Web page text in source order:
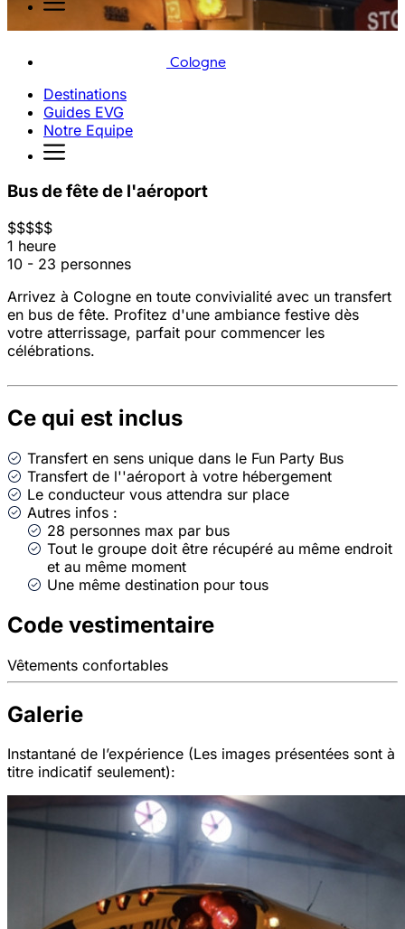
Cologne
Destinations
Guides EVG
Notre Equipe
Bus de fête de l'aéroport
$$$$$
1 heure
10 - 23 personnes
Arrivez à Cologne en toute convivialité avec un transfert
en bus de fête. Profitez d'une ambiance festive dès
votre atterrissage, parfait pour commencer les
célébrations.
Ce qui est inclus
Transfert en sens unique dans le Fun Party Bus
Transfert de l''aéroport à votre hébergement
Le conducteur vous attendra sur place
Autres infos :
28 personnes max par bus
Tout le groupe doit être récupéré au même endroit
et au même moment
Une même destination pour tous
Code vestimentaire
Vêtements confortables
Galerie
Instantané de l’expérience (Les images présentées sont à
titre indicatif seulement):